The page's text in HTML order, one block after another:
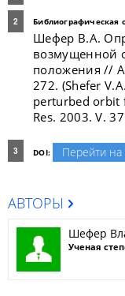
Библиографическая
Шефер В.А.
возмущенной
положения //
272. (Shefer
perturbed orbit
Res. 2003. V.
DOI: Перейти на
АВТОРЫ
Шефер
Ученая